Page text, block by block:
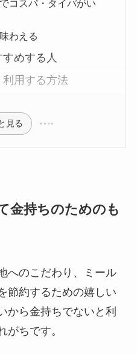
コスパ・タイパがい
わえる
めする人
用する方法
見る
金持ちのためのも
へのこだわり、ミール
節約するための嬉しい
から金持ちでないと利
がちです。